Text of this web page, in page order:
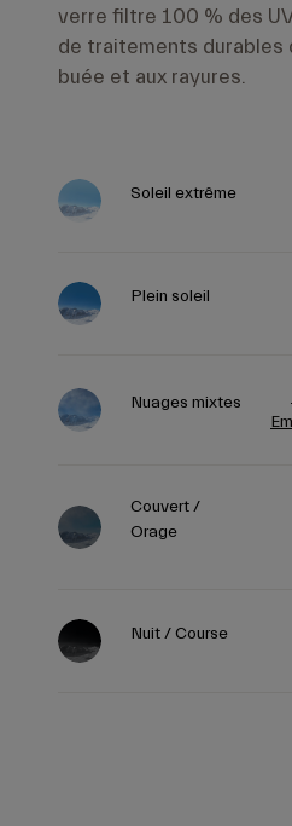
verre filtre 100 % des
de traitements durables
buée et aux rayures.
Soleil extrême
Plein soleil
Nuages mixtes
Couvert /
Orage
Nuit / Course